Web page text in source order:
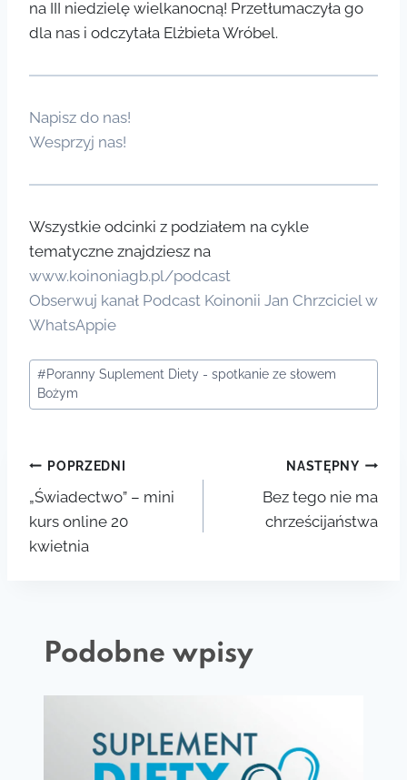
na III niedzielę wielkanocną! Przetłumaczyła go
dla nas i odczytała Elżbieta Wróbel.
Napisz do nas!
Wesprzyj nas!
Wszystkie odcinki z podziałem na cykle
tematyczne znajdziesz na
www.koinoniagb.pl/podcast
Obserwuj kanał Podcast Koinonii Jan Chrzciciel w
WhatsAppie
Tagi
wpisu:
#Poranny Suplement Diety - spotkanie ze słowem
Bożym
Nawigacja
wpisu
POPRZEDNI
„Świadectwo” – mini
kurs online 20
kwietnia
NASTĘPNY
Bez tego nie ma
chrześcijaństwa
Podobne wpisy